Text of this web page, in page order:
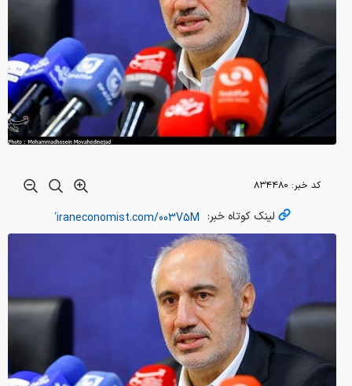
کد خبر: ۸۳۴۴۸۰
لینک کوتاه خبر: